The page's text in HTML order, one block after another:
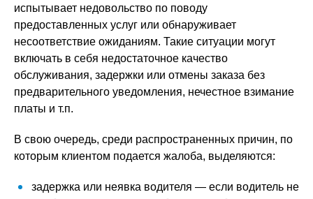
испытывает недовольство по поводу
предоставленных услуг или обнаруживает
несоответствие ожиданиям. Такие ситуации могут
включать в себя недостаточное качество
обслуживания, задержки или отмены заказа без
предварительного уведомления, нечестное взимание
платы и т.п.
В свою очередь, среди распространенных причин, по
которым клиентом подается жалоба, выделяются:
задержка или неявка водителя — если водитель не